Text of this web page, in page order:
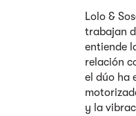
Lolo &
trabajan
entiende
relación
el dúo ha
y la